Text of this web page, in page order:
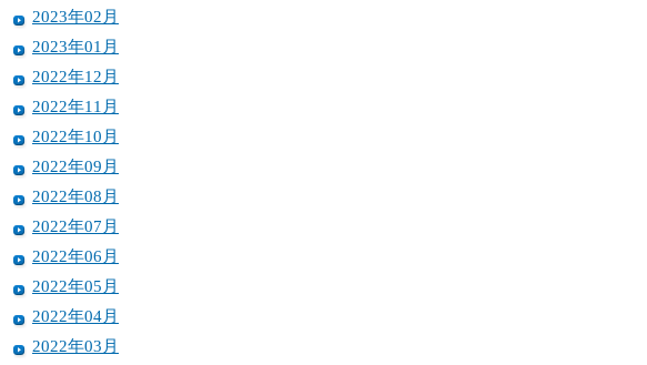
2023年02月
2023年01月
2022年12月
2022年11月
2022年10月
2022年09月
2022年08月
2022年07月
2022年06月
2022年05月
2022年04月
2022年03月